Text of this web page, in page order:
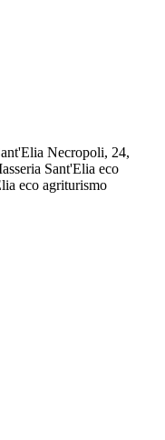
Necropoli, 24,
Sant'Elia eco
eco agriturismo